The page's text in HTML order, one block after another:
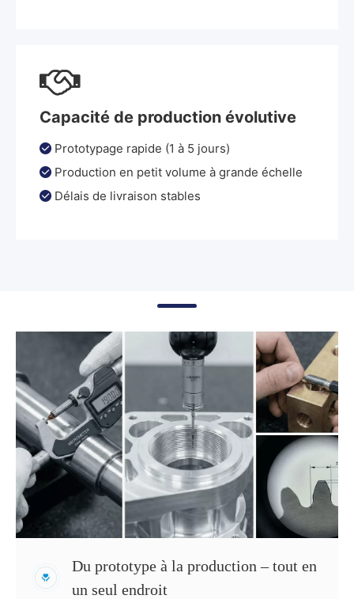

Capacité de production évolutive
 Prototypage rapide (1 à 5 jours)
 Production en petit volume à grande échelle
 Délais de livraison stables
Du prototype à la production – tout en
un seul endroit